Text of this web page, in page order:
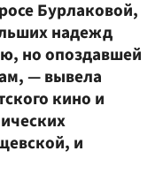
Бурлаковой,
надежд
но опоздавшей
— вывела
кино и
и